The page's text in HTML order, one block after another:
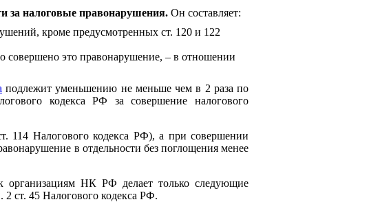
за налоговые правонарушения. Он составляет:
кроме предусмотренных ст. 120 и 122
совершено это правонарушение, – в отношении
подлежит уменьшению не меньше чем в 2 раза по
кодекса РФ за совершение налогового
114 Налогового кодекса РФ), а при совершении
в отдельности без поглощения менее
организациям НК РФ делает только следующие
2 ст. 45 Налогового кодекса РФ.